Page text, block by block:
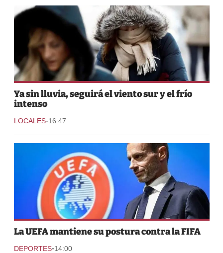
Ya sin lluvia, seguirá el viento sur y el frío
intenso
LOCALES-16:47
La UEFA mantiene su postura contra la FIFA
DEPORTES-14:00